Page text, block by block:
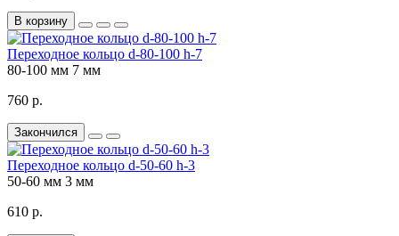
В корзину
Переходное кольцо d-80-100 h-7
80-100 мм 7 мм
760 р.
Закончился
Переходное кольцо d-50-60 h-3
50-60 мм 3 мм
610 р.